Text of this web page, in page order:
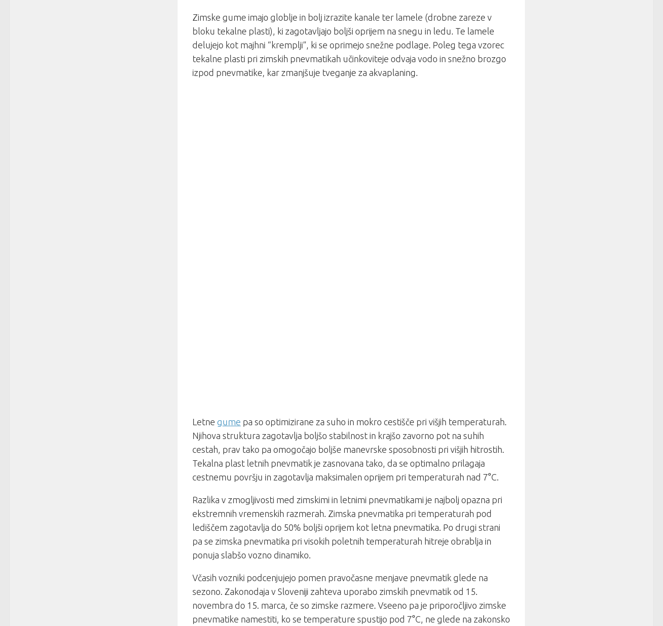
Zimske gume imajo globlje in bolj izrazite kanale ter lamele (drobne zareze v
bloku tekalne plasti), ki zagotavljajo boljši oprijem na snegu in ledu. Te lamele
delujejo kot majhni “kremplji”, ki se oprimejo snežne podlage. Poleg tega vzorec
tekalne plasti pri zimskih pnevmatikah učinkoviteje odvaja vodo in snežno brozgo
izpod pnevmatike, kar zmanjšuje tveganje za akvaplaning.
Letne gume pa so optimizirane za suho in mokro cestišče pri višjih temperaturah.
Njihova struktura zagotavlja boljšo stabilnost in krajšo zavorno pot na suhih
cestah, prav tako pa omogočajo boljše manevrske sposobnosti pri višjih hitrostih.
Tekalna plast letnih pnevmatik je zasnovana tako, da se optimalno prilagaja
cestnemu površju in zagotavlja maksimalen oprijem pri temperaturah nad 7°C.
Razlika v zmogljivosti med zimskimi in letnimi pnevmatikami je najbolj opazna pri
ekstremnih vremenskih razmerah. Zimska pnevmatika pri temperaturah pod
lediščem zagotavlja do 50% boljši oprijem kot letna pnevmatika. Po drugi strani
pa se zimska pnevmatika pri visokih poletnih temperaturah hitreje obrablja in
ponuja slabšo vozno dinamiko.
Včasih vozniki podcenjujejo pomen pravočasne menjave pnevmatik glede na
sezono. Zakonodaja v Sloveniji zahteva uporabo zimskih pnevmatik od 15.
novembra do 15. marca, če so zimske razmere. Vseeno pa je priporočljivo zimske
pnevmatike namestiti, ko se temperature spustijo pod 7°C, ne glede na zakonsko